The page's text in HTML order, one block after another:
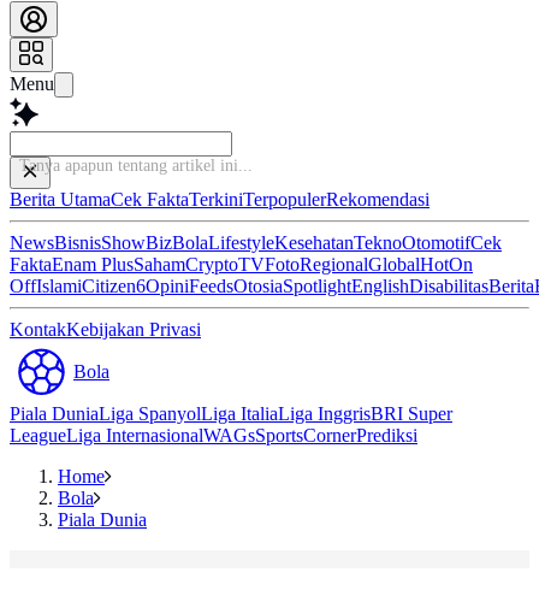
Menu
Tanya apapun tentang
Berita UtamaCek FaktaTerkiniTerpopulerRekomendasi
NewsBisnisShowBizBolaLifestyleKesehatanTeknoOtomotifCek
FaktaEnam PlusSahamCryptoTVFotoRegionalGlobalHotOn
OffIslamiCitizen6OpiniFeedsOtosiaSpotlightEnglishDisabilitasBerita
KontakKebijakan Privasi
Bola
Piala DuniaLiga SpanyolLiga ItaliaLiga InggrisBRI Super
LeagueLiga InternasionalWAGsSportsCornerPrediksi
Home
Bola
Piala Dunia